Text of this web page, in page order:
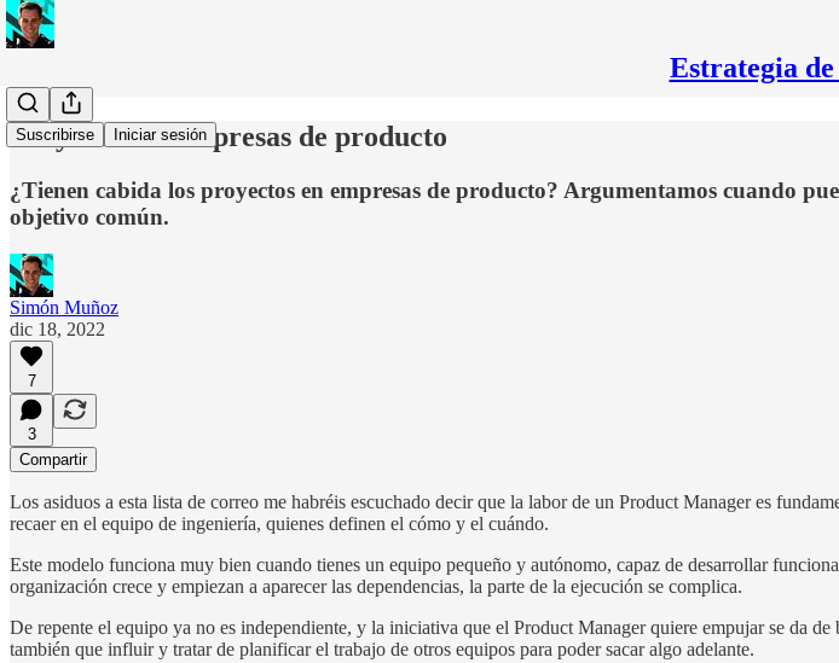
Estrategia
Suscribirse Iniciar sesión
Proyectos en empresas de producto
¿Tienen cabida los proyectos en empresas de producto? Argumentamos cuando
objetivo común.
Simón Muñoz
dic 18, 2022
7
3
Compartir
Los asiduos a esta lista de correo me habréis escuchado decir que la labor de un Product Manager es
recaer en el equipo de ingeniería, quienes definen el cómo y el cuándo.
Este modelo funciona muy bien cuando tienes un equipo pequeño y autónomo, capaz de desarrollar
organización crece y empiezan a aparecer las dependencias, la parte de la ejecución se complica.
De repente el equipo ya no es independiente, y la iniciativa que el Product Manager quiere empujar se da
también que influir y tratar de planificar el trabajo de otros equipos para poder sacar algo adelante.